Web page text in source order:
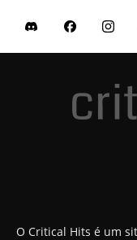
O Critical Hits é um